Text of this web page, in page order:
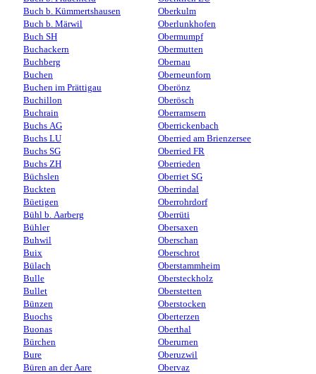
Buch b. Kümmertshausen
Buch b. Märwil
Buch SH
Buchackern
Buchberg
Buchen
Buchen im Prättigau
Buchillon
Buchrain
Buchs AG
Buchs LU
Buchs SG
Buchs ZH
Büchslen
Buckten
Büetigen
Bühl b. Aarberg
Bühler
Buhwil
Buix
Bülach
Bulle
Bullet
Bünzen
Buochs
Buonas
Bürchen
Bure
Büren an der Aare
Oberkulm
Oberlunkhofen
Obermumpf
Obermutten
Obernau
Oberneunforn
Oberönz
Oberösch
Oberramsern
Oberrickenbach
Oberried am Brienzersee
Oberried FR
Oberrieden
Oberriet SG
Oberrindal
Oberrohrdorf
Oberrüti
Obersaxen
Oberschan
Oberschrot
Oberstammheim
Obersteckholz
Oberstetten
Oberstocken
Oberterzen
Oberthal
Oberurnen
Oberuzwil
Obervaz